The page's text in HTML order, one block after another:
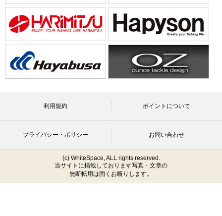
利用規約 ポイントについて
プライバシー・ポリシー お問い合わせ
(c) WhiteSpace, ALL rights reserved.
当サイトに掲載しております写真・文章の
無断転用は固くお断りします。